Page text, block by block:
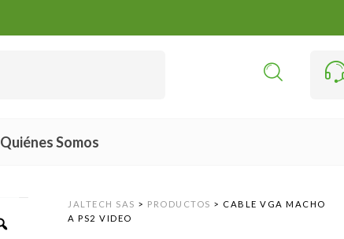
Quiénes Somos
JALTECH SAS > PRODUCTOS > CABLE VGA MACHO
A PS2 VIDEO